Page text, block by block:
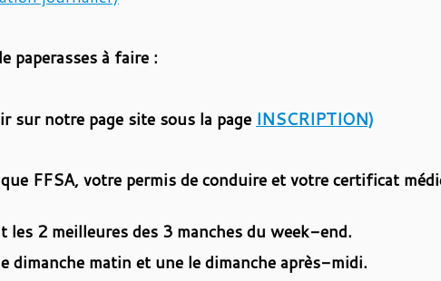
paperasses à faire :
sur notre page site sous la page INSCRIPTION)
FFSA, votre permis de conduire et votre certificat
2 meilleures des 3 manches du week-end.
dimanche matin et une le dimanche après-midi.